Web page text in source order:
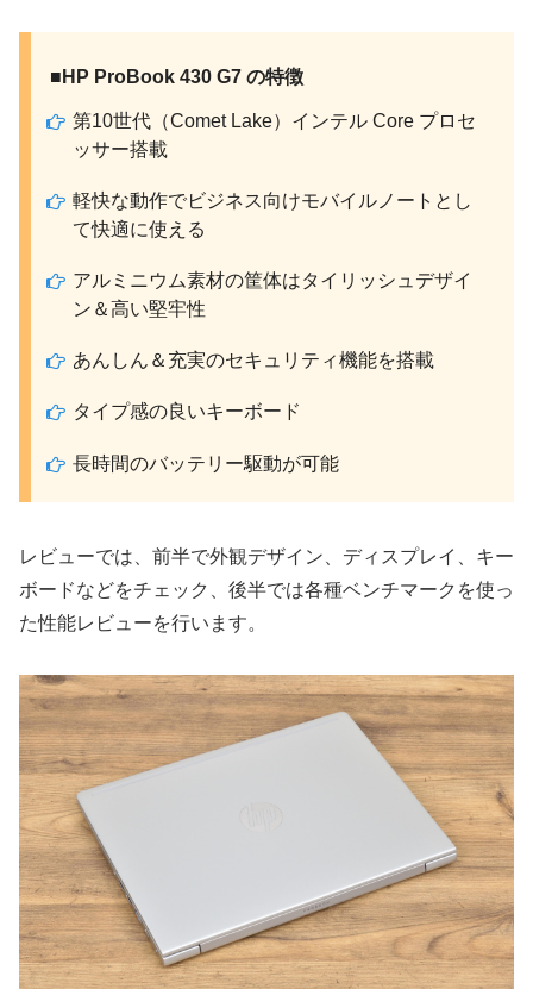
■HP ProBook 430 G7 の特徴
第10世代（Comet Lake）インテル Core プロセ
ッサー搭載
軽快な動作でビジネス向けモバイルノートとし
て快適に使える
アルミニウム素材の筐体はタイリッシュデザイ
ン＆高い堅牢性
あんしん＆充実のセキュリティ機能を搭載
タイプ感の良いキーボード
長時間のバッテリー駆動が可能
レビューでは、前半で外観デザイン、ディスプレイ、キー
ボードなどをチェック、後半では各種ベンチマークを使っ
た性能レビューを行います。